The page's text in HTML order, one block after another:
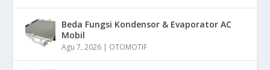
Beda Fungsi Kondensor & Evaporator AC
Mobil
Agu 7, 2026 | OTOMOTIF